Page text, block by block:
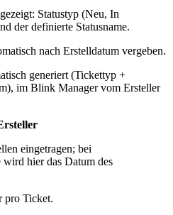
Statustyp (Neu, In
der definierte Statusname.
nach Erstelldatum vergeben.
generiert (Tickettyp +
im Blink Manager vom Ersteller
eingetragen; bei
hier das Datum des
pro Ticket.